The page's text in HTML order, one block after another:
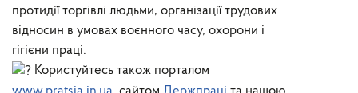
протидії торгівлі людьми, організації трудових
відносин в умовах воєнного часу, охорони і
гігієни праці.
Користуйтесь також порталом